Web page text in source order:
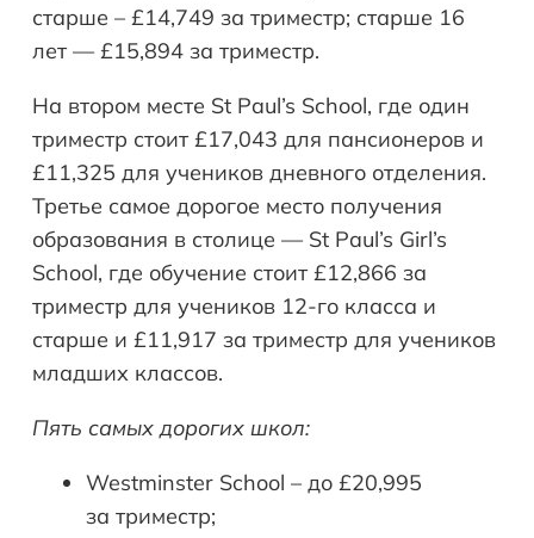
старше – £14,749 за триместр; старше 16
лет — £15,894 за триместр.
На втором месте St Paul’s School, где один
триместр стоит £17,043 для пансионеров и
£11,325 для учеников дневного отделения.
Третье самое дорогое место получения
образования в столице — St Paul’s Girl’s
School, где обучение стоит £12,866 за
триместр для учеников 12-го класса и
старше и £11,917 за триместр для учеников
младших классов.
Пять самых дорогих школ:
Westminster School – до £20,995
за триместр;